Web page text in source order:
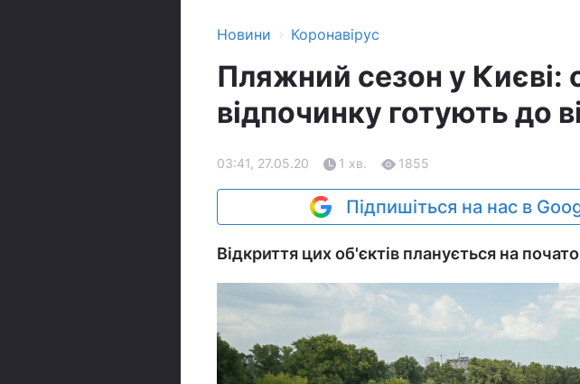
Новини › Коронавірус
Пляжний сезон у Києві:
відпочинку готують до
03:41, 27.05.20 1 хв. 1855
Підпишіться на нас в
Відкриття цих об'єктів планується на